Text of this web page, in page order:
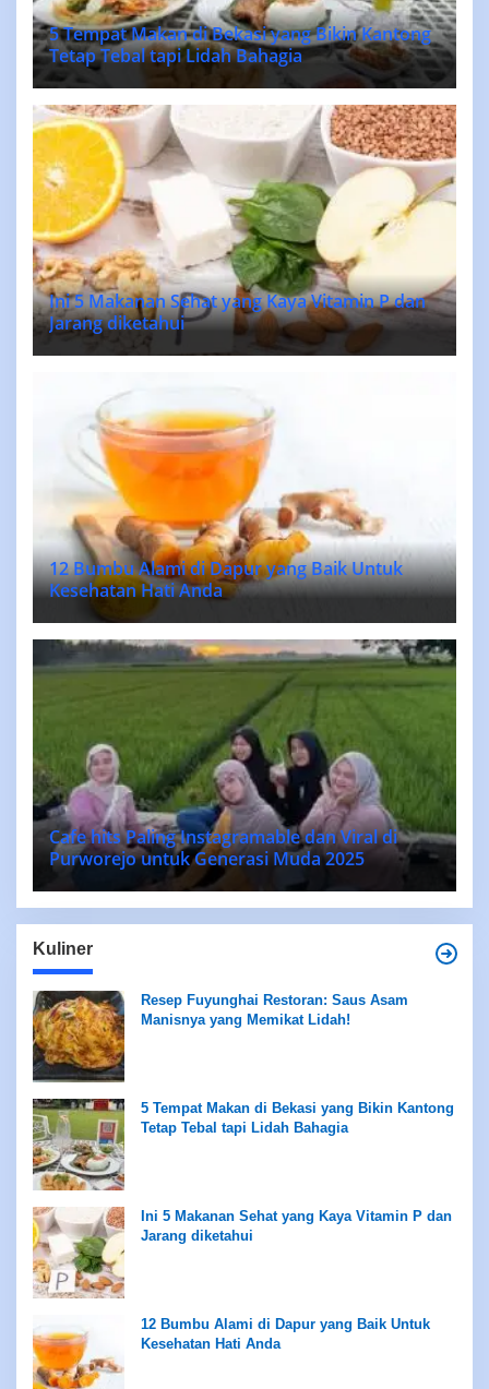
5 Tempat Makan di Bekasi yang Bikin Kantong
Tetap Tebal tapi Lidah Bahagia
Ini 5 Makanan Sehat yang Kaya Vitamin P dan
Jarang diketahui
12 Bumbu Alami di Dapur yang Baik Untuk
Kesehatan Hati Anda
Cafe hits Paling Instagramable dan Viral di
Purworejo untuk Generasi Muda 2025
Kuliner
Resep Fuyunghai Restoran: Saus Asam
Manisnya yang Memikat Lidah!
5 Tempat Makan di Bekasi yang Bikin Kantong
Tetap Tebal tapi Lidah Bahagia
Ini 5 Makanan Sehat yang Kaya Vitamin P dan
Jarang diketahui
12 Bumbu Alami di Dapur yang Baik Untuk
Kesehatan Hati Anda